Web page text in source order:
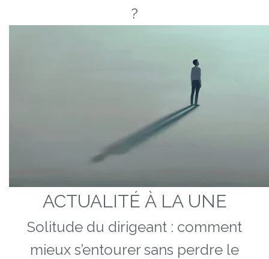
?
ACTUALITÉ À LA UNE
Solitude du dirigeant : comment
mieux s’entourer sans perdre le